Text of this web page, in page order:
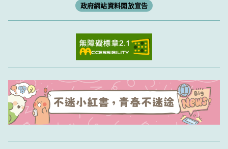
政府網站資料開放宣告